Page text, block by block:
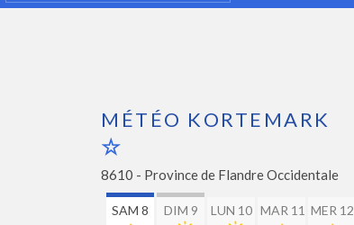
MÉTÉO KORTEMARK
8610 - Province de Flandre Occidentale
SAM 8 DIM 9 LUN 10 MAR 11 MER 12